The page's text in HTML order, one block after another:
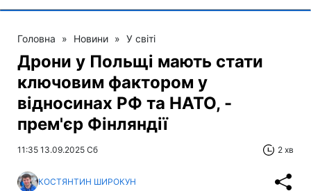
Головна » Новини » У світі
Дрони у Польщі мають стати
ключовим фактором у
відносинах РФ та НАТО, -
прем'єр Фінляндії
11:35 13.09.2025 Сб 2 хв
КОСТЯНТИН ШИРОКУН